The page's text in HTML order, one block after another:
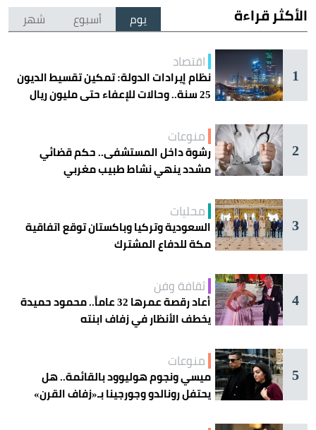
الأكثر قراءة يوم أسبوع شهر
1
اقتصاد
نظام إيرادات الدولة: تمكين تقسيط الديون
25 سنة.. وحالات للإعفاء حتى مليون ريال
2
منوعات
رشوة داخل المستشفى.. حكم قضائي
مشدد ينهي نشاط طبيب مغربي
3
محليات
السعودية وتركيا وباكستان توقع اتفاقية
مكة للدفاع المشترك
4
ثقافة وفن
أعاد رقصة عمرها 32 عاماً.. محمود حميدة
يخطف الأنظار في زفاف ابنته
5
منوعات
ميسي ونجوم هوليوود بالقائمة.. هل
يحتفل رونالدو وجورجينا بـ«زفاف القرن»